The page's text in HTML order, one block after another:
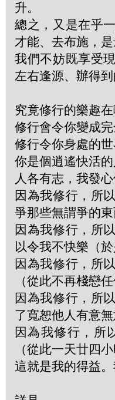
升。
總之，又是在乎
才能、去布施，是
我們不妨既享受
左右逢源、辦得到
究竟修行的樂趣在
修行會令你變成完
修行令你身處的世
你是個逍遙快活的
人各有志，我發
因為我修行，所
爭那些無謂爭的
因為我修行，所
以令我不快樂（
因為我修行，所
（從此不再棧戀
因為我修行，所
了寬恕他人有意無
因為我修行，所
（從此一天廿四
這就是我的得益